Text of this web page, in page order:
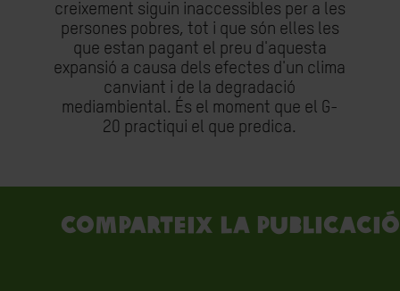
creixement siguin inaccessibles per a les
persones pobres, tot i que són elles les
que estan pagant el preu d'aquesta
expansió a causa dels efectes d'un clima
canviant i de la degradació
mediambiental. És el moment que el G-
20 practiqui el que predica.
Comparteix la publicació